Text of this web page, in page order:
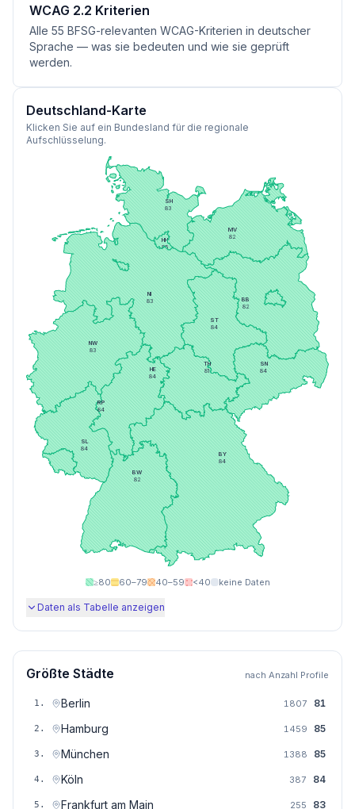
WCAG 2.2 Kriterien
Alle 55 BFSG-relevanten WCAG-Kriterien in deutscher
Sprache — was sie bedeuten und wie sie geprüft
werden.
Deutschland-Karte
Klicken Sie auf ein Bundesland für die regionale
Aufschlüsselung.
BW
82
BY
84
BB
82
HB
82
HH
85
HE
84
NI
83
MV
82
NW
83
RP
84
SL
84
SN
84
ST
84
SH
83
TH
81
≥80 60–79 40–59 <40 keine Daten
Daten als Tabelle anzeigen
Größte Städte nach Anzahl Profile
1 . Berlin 1807 81
2 . Hamburg 1459 85
3 . München 1388 85
4 . Köln 387 84
5 . Frankfurt am Main 255 83